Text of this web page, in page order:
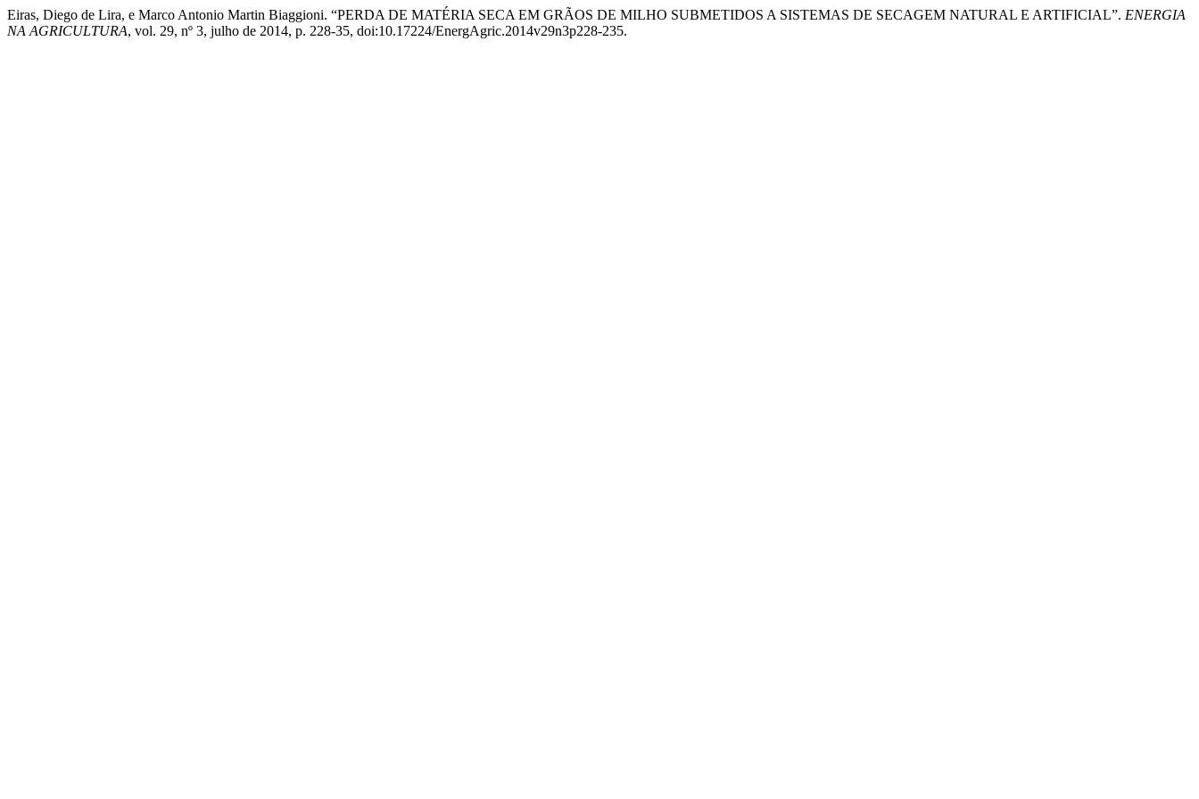
Eiras, Diego de Lira, e Marco Antonio Martin Biaggioni. “PERDA DE MATÉRIA SECA EM GRÃOS DE MILHO SUBMETIDOS A SISTEMAS DE SECAGEM NATURAL E ARTIFICIAL”. ENERGIA
NA AGRICULTURA, vol. 29, nº 3, julho de 2014, p. 228-35, doi:10.17224/EnergAgric.2014v29n3p228-235.